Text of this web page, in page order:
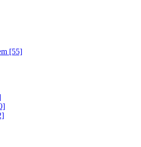
[55]